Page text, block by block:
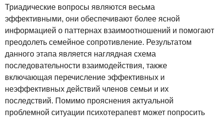
Триадические вопросы являются весьма
эффективными, они обеспечивают более ясной
информацией о паттернах взаимоотношений и помогают
преодолеть семейное сопротивление. Результатом
данного этапа является наглядная схема
последовательности взаимодействия, также
включающая перечисление эффективных и
неэффективных действий членов семьи и их
последствий. Помимо прояснения актуальной
проблемной ситуации психотерапевт может попросить